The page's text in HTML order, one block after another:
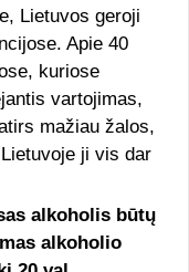
Lietuvos geroji
Apie 40
kuriose
vartojimas,
mažiau žalos,
ji vis dar
alkoholis būtų
alkoholio